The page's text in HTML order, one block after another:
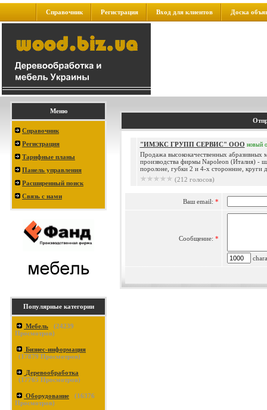
Справочник Регистрация Вход для клиентов Доска
Меню
Справочник
Регистрация
Тарифные планы
Панель управления
Расширенный поиск
Связь с нами
Популярные категории
Мебель (24239
Просмотров)
Бизнес-информация
(17879 Просмотров)
Деревообработка
(17765 Просмотров)
Оборудование (16376
Просмотров)
"ИМЭКС ГРУПП СЕРВИС" ООО новый
Продажа высококачественных абразивных
производства фирмы Napoleon (Италия) -
поролоне, губки 2 и 4-х сторонние, круги
(212 голосов)
Ваш email: *
Сообщение: *